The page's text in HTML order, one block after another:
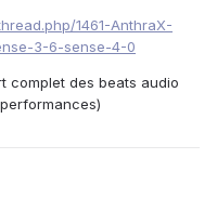
1461-AnthraX-
3-6-sense-4-0
complet des beats audio